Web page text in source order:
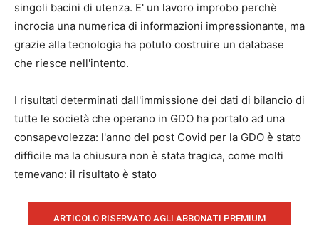
singoli bacini di utenza. E' un lavoro improbo perchè
incrocia una numerica di informazioni impressionante, ma
grazie alla tecnologia ha potuto costruire un database
che riesce nell'intento.
I risultati determinati dall'immissione dei dati di bilancio di
tutte le società che operano in GDO ha portato ad una
consapevolezza: l'anno del post Covid per la GDO è stato
difficile ma la chiusura non è stata tragica, come molti
temevano: il risultato è stato
ARTICOLO RISERVATO AGLI ABBONATI PREMIUM